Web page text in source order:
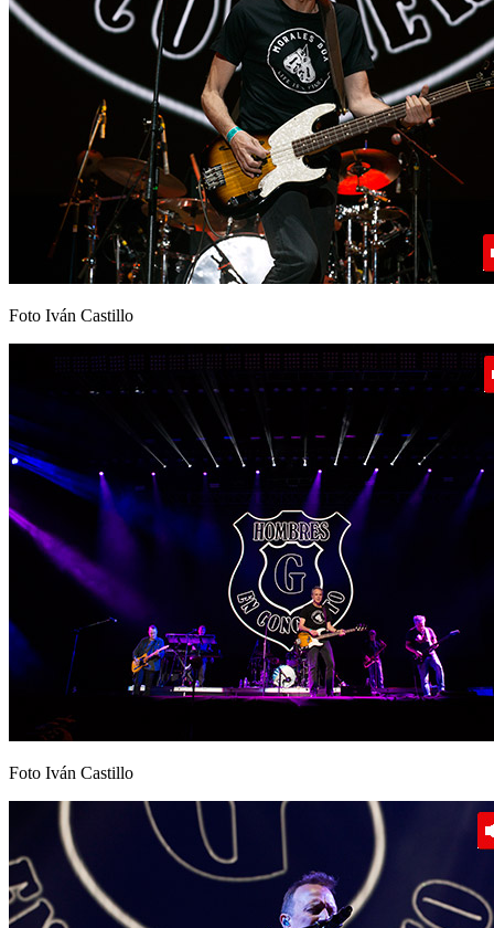
Foto Iván Castillo
Foto Iván Castillo